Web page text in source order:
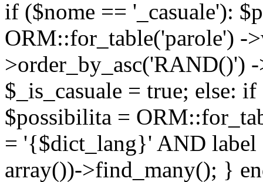
if ($nome == '_casuale'):
ORM::for_table('parole') -
>order_by_asc('RAND()')
$_is_casuale = true; else:
$possibilita =
= '{$dict_lang}' AND
array())->find_many(); }